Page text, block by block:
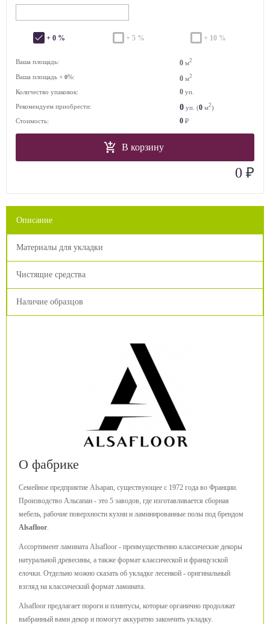
+ 0 % + 5 % + 10 %
Ваша площадь: 0 м2
Ваша площадь + 0%: 0 м2
Количество упаковок: 0 уп.
Рекомендуем приобрести:
0 уп. (0 м2)
Стоимость:
0 ₽
В корзину
0 ₽
Описание
Материалы для укладки
Чистящие средства
Наличие образцов
О фабрике
Семейное предприятие Alsapan, существующее с 1972 года во Франции.
Производство Альсапан - это 5 заводов, где изготавливается сборная
мебель, рабочие поверхности кухни и ламинированные полы под брендом
Alsafloor.
Ассортимент ламината Alsafloor - преимущественно классические декоры
натуральной древесины, а также формат классической и французской
елочки. Отдельно можно сказать об укладке лесенкой - оригинальный
взгляд на классический формат ламината.
Alsafloor предлагает пороги и плинтусы, которые органично продолжат
выбранный вами декор и помогут аккуратно закончить укладку.